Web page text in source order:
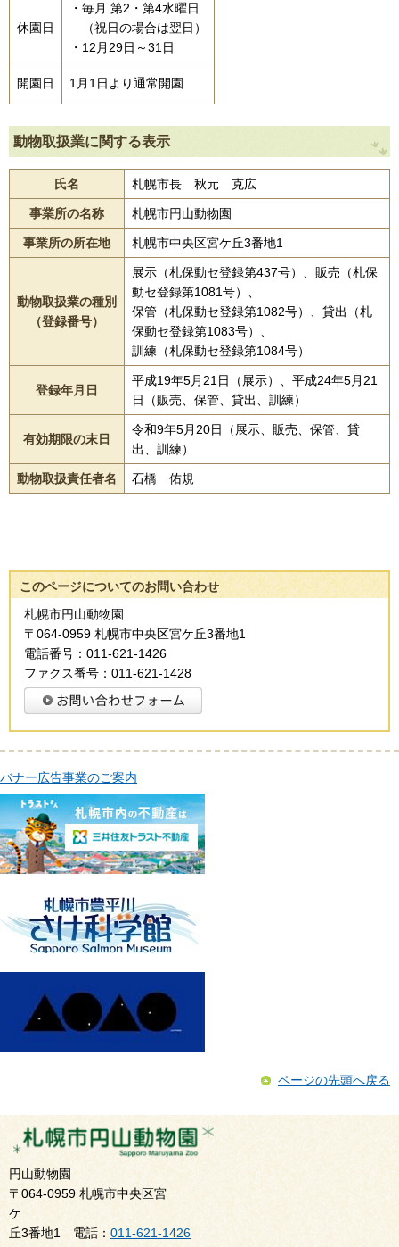
休園日
・毎月 第2・第4水曜日
（祝日の場合は翌日）
・12月29日～31日
開園日 1月1日より通常開園
動物取扱業に関する表示
氏名 札幌市長 秋元 克広
事業所の名称 札幌市円山動物園
事業所の所在地 札幌市中央区宮ケ丘3番地1
動物取扱業の種別
（登録番号）
展示（札保動セ登録第437号）、販売（札保
動セ登録第1081号）、
保管（札保動セ登録第1082号）、貸出（札
保動セ登録第1083号）、
訓練（札保動セ登録第1084号）
登録年月日
平成19年5月21日（展示）、平成24年5月21
日（販売、保管、貸出、訓練）
有効期限の末日
令和9年5月20日（展示、販売、保管、貸
出、訓練）
動物取扱責任者名 石橋 佑規
このページについてのお問い合わせ
札幌市円山動物園
〒064-0959 札幌市中央区宮ケ丘3番地1
電話番号：011-621-1426
ファクス番号：011-621-1428
バナー広告事業のご案内
ページの先頭へ戻る
円山動物園
〒064-0959 札幌市中央区宮
ケ
丘3番地1 電話： 011-621-1426